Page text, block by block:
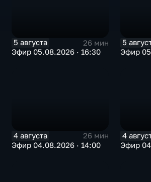
5 августа
26 мин
Эфир 05.08.2026 · 16:30
5
Эфир
4 августа
26 мин
Эфир 04.08.2026 · 14:00
4
Эфир